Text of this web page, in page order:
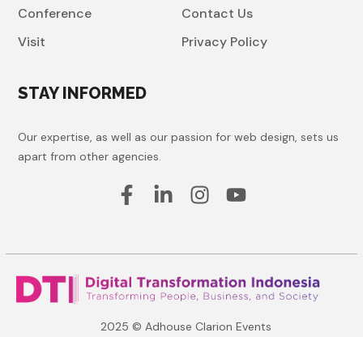
Conference
Visit
Contact Us
Privacy Policy
STAY INFORMED
Our expertise, as well as our passion for web design, sets us
apart from other agencies.
2025 © Adhouse Clarion Events